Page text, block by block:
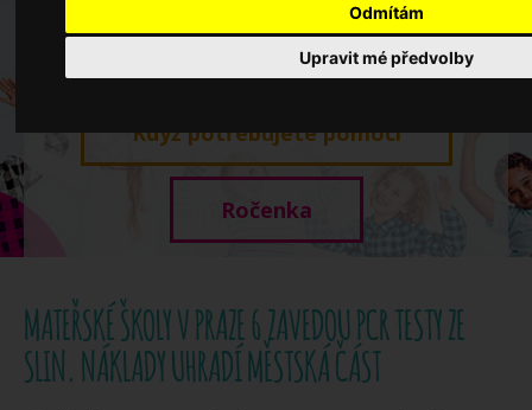
Odmítám
Upravit mé předvolby
Dny otevřených dveří ZŠ
Když potřebujete pomoci
Ročenka
MATEŘSKÉ ŠKOLY V PRAZE 6 ZAVEDOU PCR TESTY ZE
SLIN. NÁKLADY UHRADÍ MĚSTSKÁ ČÁST